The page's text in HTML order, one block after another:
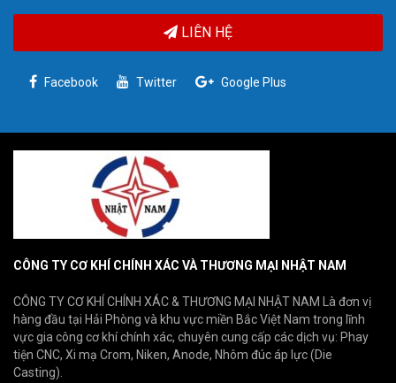
LIÊN HỆ
Facebook Twitter Google Plus
CÔNG TY CƠ KHÍ CHÍNH XÁC VÀ THƯƠNG MẠI NHẬT NAM
CÔNG TY CƠ KHÍ CHÍNH XÁC & THƯƠNG MẠI NHẬT NAM Là đơn vị
hàng đầu tại Hải Phòng và khu vực miền Bắc Việt Nam trong lĩnh
vực gia công cơ khí chính xác, chuyên cung cấp các dịch vụ: Phay
tiện CNC, Xi mạ Crom, Niken, Anode, Nhôm đúc áp lực (Die
Casting).